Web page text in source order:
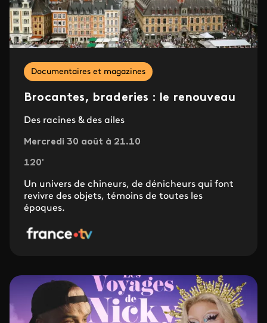
Documentaires et magazines
Brocantes, braderies : le renouveau
Des racines & des ailes
Mercredi 30 août à 21.10
120'
Un univers de chineurs, de dénicheurs qui font
revivre des objets, témoins de toutes les
époques.